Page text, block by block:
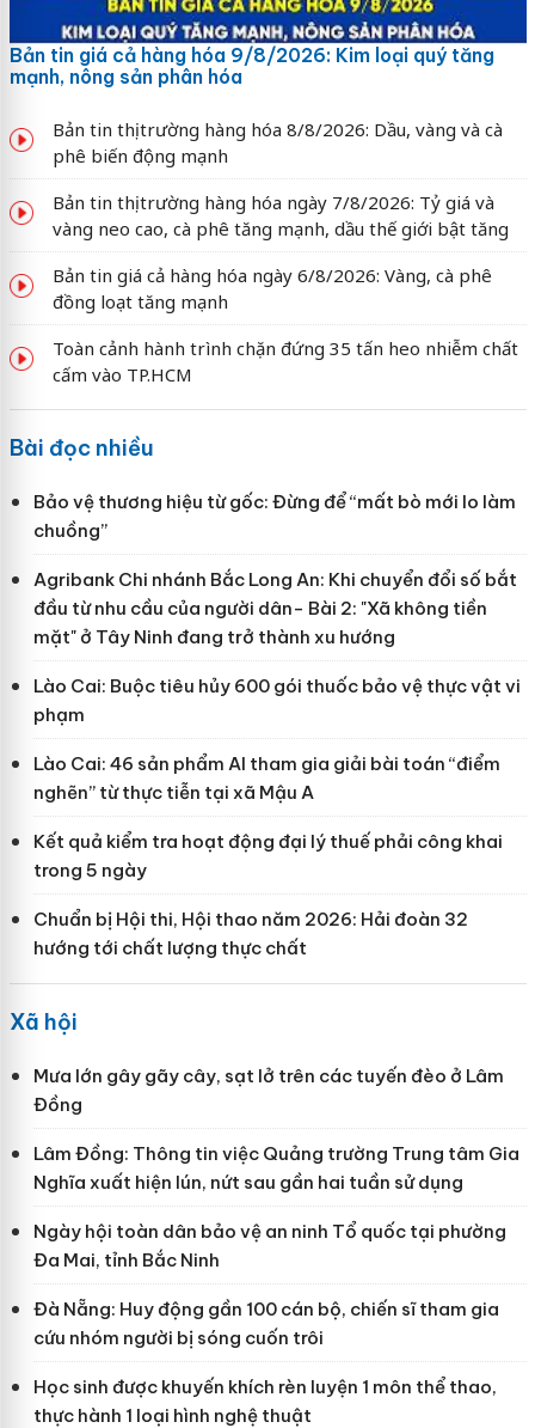
Bản tin giá cả hàng hóa 9/8/2026: Kim loại quý tăng
mạnh, nông sản phân hóa
Bản tin thị trường hàng hóa 8/8/2026: Dầu, vàng và cà
phê biến động mạnh
Bản tin thị trường hàng hóa ngày 7/8/2026: Tỷ giá và
vàng neo cao, cà phê tăng mạnh, dầu thế giới bật tăng
Bản tin giá cả hàng hóa ngày 6/8/2026: Vàng, cà phê
đồng loạt tăng mạnh
Toàn cảnh hành trình chặn đứng 35 tấn heo nhiễm chất
cấm vào TP.HCM
Bài đọc nhiều
Bảo vệ thương hiệu từ gốc: Đừng để “mất bò mới lo làm
chuồng”
Agribank Chi nhánh Bắc Long An: Khi chuyển đổi số bắt
đầu từ nhu cầu của người dân- Bài 2: "Xã không tiền
mặt" ở Tây Ninh đang trở thành xu hướng
Lào Cai: Buộc tiêu hủy 600 gói thuốc bảo vệ thực vật vi
phạm
Lào Cai: 46 sản phẩm AI tham gia giải bài toán “điểm
nghẽn” từ thực tiễn tại xã Mậu A
Kết quả kiểm tra hoạt động đại lý thuế phải công khai
trong 5 ngày
Chuẩn bị Hội thi, Hội thao năm 2026: Hải đoàn 32
hướng tới chất lượng thực chất
Xã hội
Mưa lớn gây gãy cây, sạt lở trên các tuyến đèo ở Lâm
Đồng
Lâm Đồng: Thông tin việc Quảng trường Trung tâm Gia
Nghĩa xuất hiện lún, nứt sau gần hai tuần sử dụng
Ngày hội toàn dân bảo vệ an ninh Tổ quốc tại phường
Đa Mai, tỉnh Bắc Ninh
Đà Nẵng: Huy động gần 100 cán bộ, chiến sĩ tham gia
cứu nhóm người bị sóng cuốn trôi
Học sinh được khuyến khích rèn luyện 1 môn thể thao,
thực hành 1 loại hình nghệ thuật